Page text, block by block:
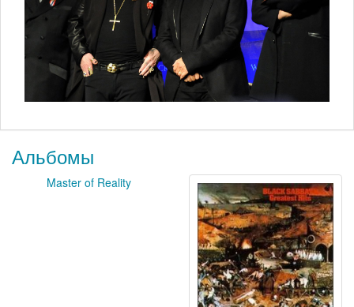
Альбомы
Master of Reality